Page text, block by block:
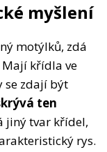
myšlení
motýlků, zdá
Mají křídla ve
se zdají být
ten
jiný tvar křídel,
rys.